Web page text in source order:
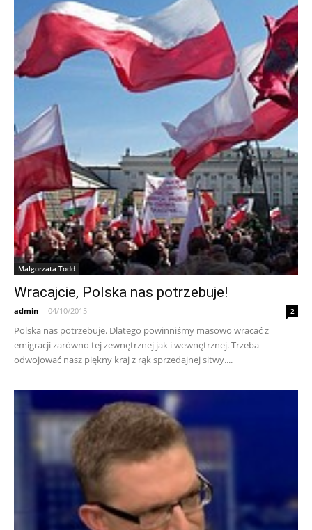
Małgorzata Todd
Wracajcie, Polska nas potrzebuje!
admin - 04/10/2015 2
Polska nas potrzebuje. Dlatego powinniśmy masowo wracać z
emigracji zarówno tej zewnętrznej jak i wewnętrznej. Trzeba
odwojować nasz piękny kraj z rąk sprzedajnej sitwy....